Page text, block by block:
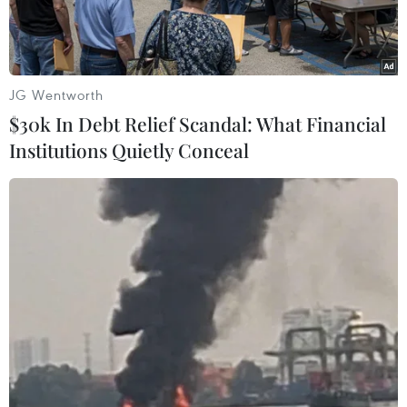
Lũ quét trên các sông tại Tây Nguyên. (Nguồn: TTXVN)
Theo Trung tâm Dự báo khí tượng thủy văn
Quốc gia, chiều tối và đêm 28/5, khu vực Bắc Bộ
có mưa rào và dông rải rác, cục bộ có mưa to
đến rất to với lượng mưa 15-30mm, có nơi trên
80mm; khu vực Tây Nguyên và Nam Bộ có mưa
JG Wentworth
$30k In Debt Relief Scandal: What Financial
Institutions Quietly Conceal